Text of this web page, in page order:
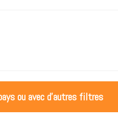
ou avec d'autres filtres